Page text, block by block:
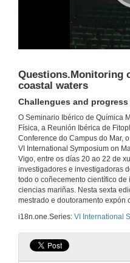
Questions.Monitoring
coastal waters
Challengues and progress
O Seminario Ibérico de Química
Física, a Reunión Ibérica de
Conference do Campus do Mar,
VI International Symposium on
Vigo, entre os días 20 ao 22 de
investigadores e investigadoras
todo o coñecemento científico
ciencias mariñas. Nesta sexta
mestrado e doutoramento expón
i18n.one.Series: VI International
20 de
20 de
20 de